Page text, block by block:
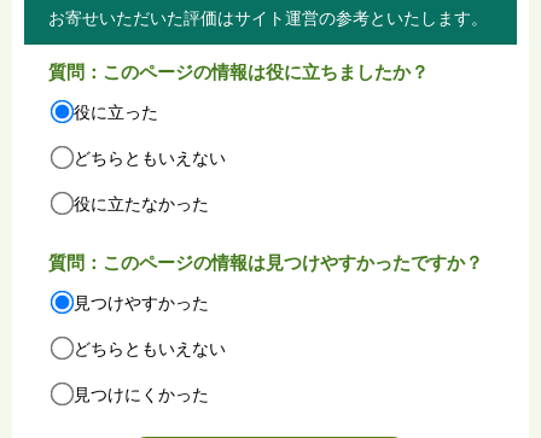
お寄せいただいた評価はサイト運営の参考といたします。
質問：このページの情報は役に立ちましたか？
役に立った
どちらともいえない
役に立たなかった
質問：このページの情報は見つけやすかったですか？
見つけやすかった
どちらともいえない
見つけにくかった